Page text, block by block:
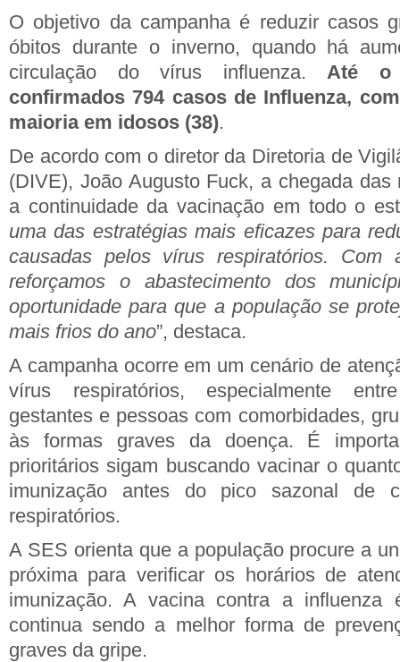
O objetivo da campanha é reduzir casos
óbitos durante o inverno, quando há
circulação do vírus influenza.Até o
confirmados 794 casos de Influenza,
maioria em idosos (38).
De acordo com o diretor da Diretoria de
(DIVE), João Augusto Fuck, a chegada das
a continuidade da vacinação em todo o
uma das estratégias mais eficazes para
causadas pelos vírus respiratórios. Com
reforçamos o abastecimento dos
oportunidade para que a população se
mais frios do ano”, destaca.
A campanha ocorre em um cenário de
vírus respiratórios, especialmente
gestantes e pessoas com comorbidades,
às formas graves da doença. É
prioritários sigam buscando vacinar o
imunização antes do pico sazonal de
respiratórios.
A SES orienta que a população procure a
próxima para verificar os horários de
imunização. A vacina contra a influenza
continua sendo a melhor forma de
graves da gripe.